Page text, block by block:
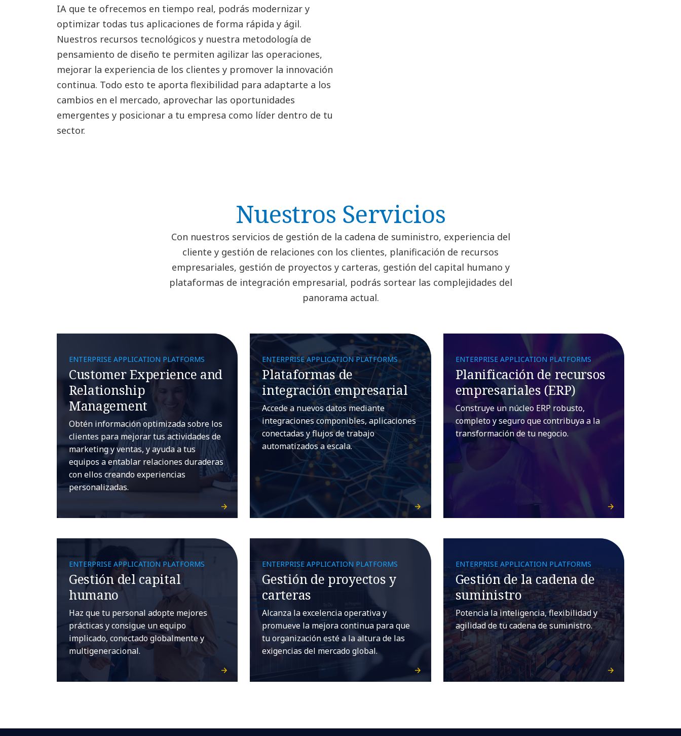
IA que te ofrecemos en tiempo real, podrás modernizar y
optimizar todas tus aplicaciones de forma rápida y ágil.
Nuestros recursos tecnológicos y nuestra metodología de
pensamiento de diseño te permiten agilizar las operaciones,
mejorar la experiencia de los clientes y promover la innovación
continua. Todo esto te aporta flexibilidad para adaptarte a los
cambios en el mercado, aprovechar las oportunidades
emergentes y posicionar a tu empresa como líder dentro de tu
sector.
Nuestros Servicios
Con nuestros servicios de gestión de la cadena de suministro, experiencia del
cliente y gestión de relaciones con los clientes, planificación de recursos
empresariales, gestión de proyectos y carteras, gestión del capital humano y
plataformas de integración empresarial, podrás sortear las complejidades del
panorama actual.
ENTERPRISE APPLICATION PLATFORMS
Customer Experience and
Relationship
Management
Obtén información optimizada sobre los
clientes para mejorar tus actividades de
marketing y ventas, y ayuda a tus
equipos a entablar relaciones duraderas
con ellos creando experiencias
personalizadas.
ENTERPRISE APPLICATION PLATFORMS
Plataformas de
integración empresarial
Accede a nuevos datos mediante
integraciones componibles, aplicaciones
conectadas y flujos de trabajo
automatizados a escala.
ENTERPRISE APPLICATION PLATFORMS
Planificación de recursos
empresariales (ERP)
Construye un núcleo ERP robusto,
completo y seguro que contribuya a la
transformación de tu negocio.
ENTERPRISE APPLICATION PLATFORMS
Gestión del capital
humano
Haz que tu personal adopte mejores
prácticas y consigue un equipo
implicado, conectado globalmente y
multigeneracional.
ENTERPRISE APPLICATION PLATFORMS
Gestión de proyectos y
carteras
Alcanza la excelencia operativa y
promueve la mejora continua para que
tu organización esté a la altura de las
exigencias del mercado global.
ENTERPRISE APPLICATION PLATFORMS
Gestión de la cadena de
suministro
Potencia la inteligencia, flexibilidad y
agilidad de tu cadena de suministro.